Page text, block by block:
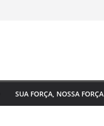
SUA FORÇA, NOSSA FORÇA